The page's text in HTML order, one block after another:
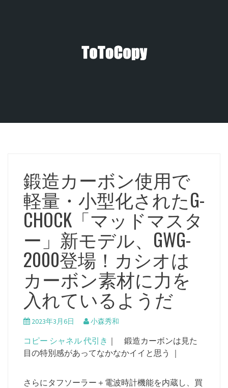
鍛造カーボン使用で
軽量・小型化されたG-
CHOCK「マッドマスタ
ー」新モデル、GWG-
2000登場！カシオは
カーボン素材に力を
入れているようだ
2023年3月6日 小森秀和
コピー シャネル 代引き ｜ 鍛造カーボンは見た
目の特別感があってなかなかイイと思う ｜
さらにタフソーラー＋電波時計機能を内蔵し、買